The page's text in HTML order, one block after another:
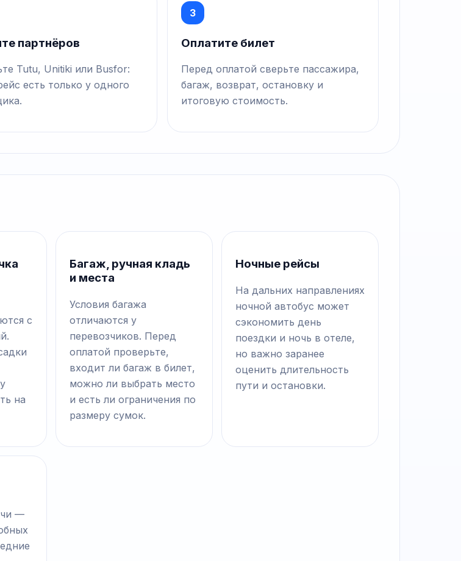
партнёров
Tutu, Unitiki или Busfor:
есть только у одного
3
Оплатите билет
Перед оплатой сверьте пассажира,
багаж, возврат, остановку и
итоговую стоимость.
с
на
Багаж, ручная кладь
и места
Условия багажа
отличаются у
перевозчиков. Перед
оплатой проверьте,
входит ли багаж в билет,
можно ли выбрать место
и есть ли ограничения по
размеру сумок.
Ночные рейсы
На дальних направлениях
ночной автобус может
сэкономить день
поездки и ночь в отеле,
но важно заранее
оценить длительность
пути и остановки.
—